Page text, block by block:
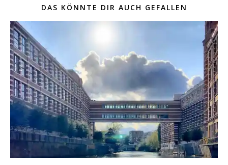
DAS KÖNNTE DIR AUCH GEFALLEN